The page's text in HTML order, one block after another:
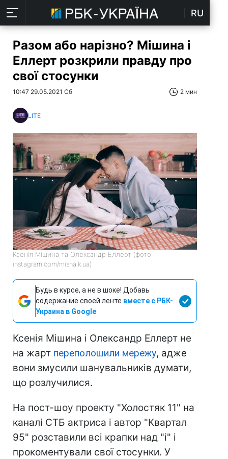
RU
Разом або нарізно? Мішина і
Еллерт розкрили правду про
свої стосунки
10:47 29.05.2021 Сб 2 мин
LITE
Ксенія Мішина та Олександр Еллерт (фото:
instagram.com/misha.k.ua)
Будь в курсе, а не в шоке! Добавь
содержание своей ленте вместе с РБК-
Украина в Google
Ксенія Мішина і Олександр Еллерт не
на жарт переполошили мережу, адже
вони змусили шанувальників думати,
що розлучилися.
На пост-шоу проекту "Холостяк 11" на
каналі СТБ актриса і автор "Квартал
95" розставили всі крапки над "і" і
прокоментували свої стосунки. У